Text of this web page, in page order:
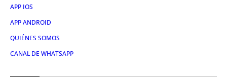
APP IOS
APP ANDROID
QUIÉNES SOMOS
CANAL DE WHATSAPP